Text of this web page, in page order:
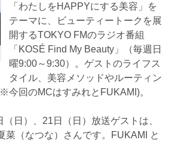
「わたしをHAPPYにする美容」を
テーマに、ビューティートークを展
開するTOKYO FMのラジオ番組
「KOSÉ Find My Beauty」（毎週日
曜9:00～9:30）。ゲストのライフス
タイル、美容メソッドやルーティン
今回のMCはすみれとFUKAMI)。
日）、21日（日）放送ゲストは、
菜（なつな）さんです。FUKAMI と